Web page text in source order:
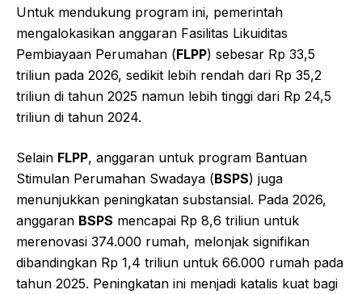
Untuk mendukung program ini, pemerintah
mengalokasikan anggaran Fasilitas Likuiditas
Pembiayaan Perumahan (FLPP) sebesar Rp 33,5
triliun pada 2026, sedikit lebih rendah dari Rp 35,2
triliun di tahun 2025 namun lebih tinggi dari Rp 24,5
triliun di tahun 2024.
Selain FLPP, anggaran untuk program Bantuan
Stimulan Perumahan Swadaya (BSPS) juga
menunjukkan peningkatan substansial. Pada 2026,
anggaran BSPS mencapai Rp 8,6 triliun untuk
merenovasi 374.000 rumah, melonjak signifikan
dibandingkan Rp 1,4 triliun untuk 66.000 rumah pada
tahun 2025. Peningkatan ini menjadi katalis kuat bagi